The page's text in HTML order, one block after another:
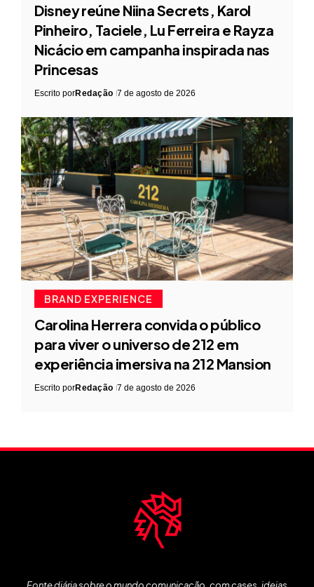
Disney reúne Niina Secrets, Karol
Pinheiro, Taciele, Lu Ferreira e Rayza
Nicácio em campanha inspirada nas
Princesas
Escrito porRedação 7 de agosto de 2026
BRAND EXPERIENCE
Carolina Herrera convida o público
para viver o universo de 212 em
experiência imersiva na 212 Mansion
Escrito porRedação 7 de agosto de 2026